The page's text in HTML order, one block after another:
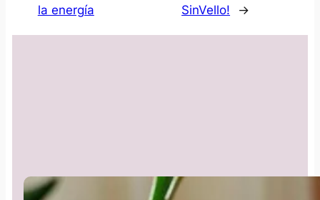
la energía
SinVello!
→